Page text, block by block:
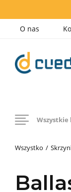
O nas
Wszystko